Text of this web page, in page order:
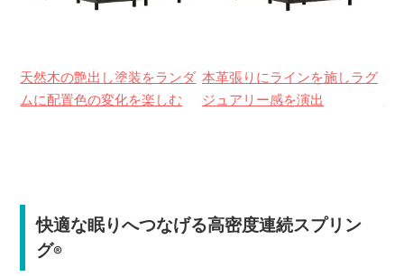
天然木の艶出し塗装をランダ
ムに配置色の変化を楽しむ
本革張りにラインを施しラグ
ジュアリー感を演出
快適な眠りへつなげる高密度連続スプリン
グ®